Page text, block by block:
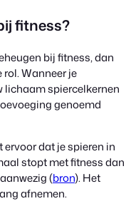
fitness?
bij fitness, dan
Wanneer je
spiercelkernen
genoemd
dat je spieren in
stopt met fitness dan
(bron). Het
afnemen.